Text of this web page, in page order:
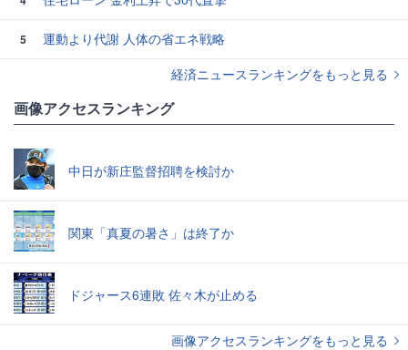
5
運動より代謝 人体の省エネ戦略
経済ニュースランキングをもっと見る
画像アクセスランキング
中日が新庄監督招聘を検討か
関東「真夏の暑さ」は終了か
ドジャース6連敗 佐々木が止める
画像アクセスランキングをもっと見る